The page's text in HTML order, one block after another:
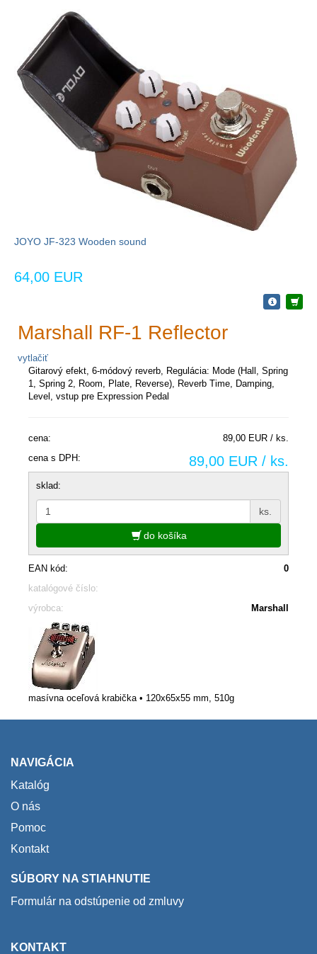
JOYO JF-323 Wooden sound
64,00 EUR
Marshall RF-1 Reflector
vytlačiť
Gitarový efekt, 6-módový reverb, Regulácia: Mode (Hall, Spring
1, Spring 2, Room, Plate, Reverse), Reverb Time, Damping,
Level, vstup pre Expression Pedal
cena:
89,00 EUR / ks.
cena s DPH:
89,00 EUR / ks.
sklad:
ks.
do košíka
EAN kód:
0
katalógové číslo:
výrobca:
Marshall
masívna oceľová krabička • 120x65x55 mm, 510g
NAVIGÁCIA
Katalóg
O nás
Pomoc
Kontakt
SÚBORY NA STIAHNUTIE
Formulár na odstúpenie od zmluvy
KONTAKT